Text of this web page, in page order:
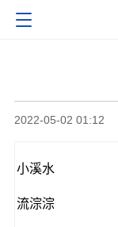
2022-05-02 01:12
小溪水
流淙淙